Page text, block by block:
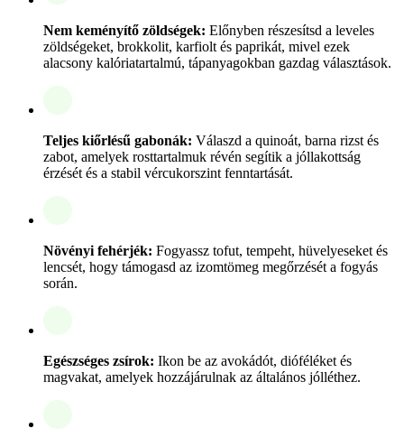
Nem keményítő zöldségek: Előnyben részesítsd a leveles
zöldségeket, brokkolit, karfiolt és paprikát, mivel ezek
alacsony kalóriatartalmú, tápanyagokban gazdag választások.
Teljes kiőrlésű gabonák: Válaszd a quinoát, barna rizst és
zabot, amelyek rosttartalmuk révén segítik a jóllakottság
érzését és a stabil vércukorszint fenntartását.
Növényi fehérjék: Fogyassz tofut, tempeht, hüvelyeseket és
lencsét, hogy támogasd az izomtömeg megőrzését a fogyás
során.
Egészséges zsírok: Ikon be az avokádót, dióféléket és
magvakat, amelyek hozzájárulnak az általános jólléthez.